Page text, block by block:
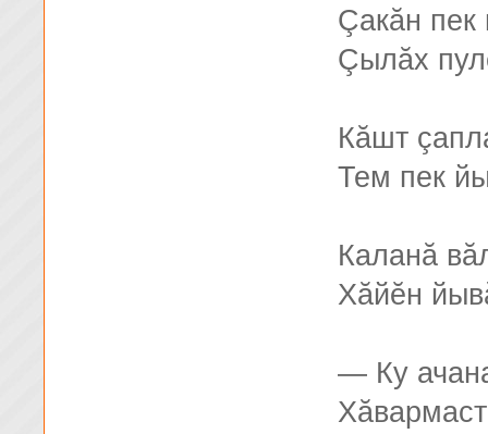
Çакăн
Çылăх
Кăшт
Тем пек
Каланă
Хăйĕн
— Ку